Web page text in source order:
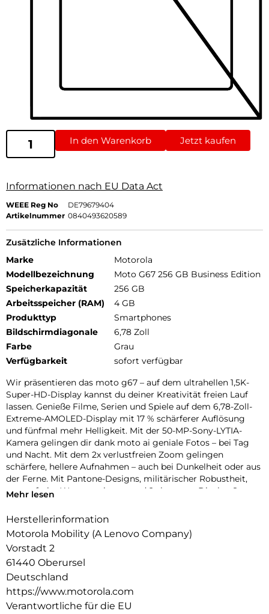
In den Warenkorb Jetzt kaufen
Informationen nach EU Data Act
WEEE Reg No
DE79679404
Artikelnummer 0840493620589
Zusätzliche Informationen
Marke
Motorola
Modellbezeichnung
Moto G67 256 GB Business Edition
Speicherkapazität
256 GB
Arbeitsspeicher (RAM)
4 GB
Produkttyp
Smartphones
Bildschirmdiagonale
6,78 Zoll
Farbe
Grau
Verfügbarkeit
sofort verfügbar
Wir präsentieren das moto g67 – auf dem ultrahellen 1,5K-
Super-HD-Display kannst du deiner Kreativität freien Lauf
lassen. Genieße Filme, Serien und Spiele auf dem 6,78-Zoll-
Extreme-AMOLED-Display mit 17 % schärferer Auflösung
und fünfmal mehr Helligkeit. Mit der 50-MP-Sony-LYTIA-
Kamera gelingen dir dank moto ai geniale Fotos – bei Tag
und Nacht. Mit dem 2x verlustfreien Zoom gelingen
schärfere, hellere Aufnahmen – auch bei Dunkelheit oder aus
der Ferne. Mit Pantone-Designs, militärischer Robustheit,
sorgenfreier Wasserresistenz und 2x besserer Display-Sturz-
erlebst du hohe 5G-Geschwindigkeiten, eine lange
Audio über Stereo-Lautsprecher. Mit dem neuen moto g67
erlebst du deine Kreativität in neuem Licht.
Mehr lesen
Herstellerinformation
Motorola Mobility (A Lenovo Company)
Vorstadt 2
61440 Oberursel
Deutschland
https://www.motorola.com
Verantwortliche für die EU